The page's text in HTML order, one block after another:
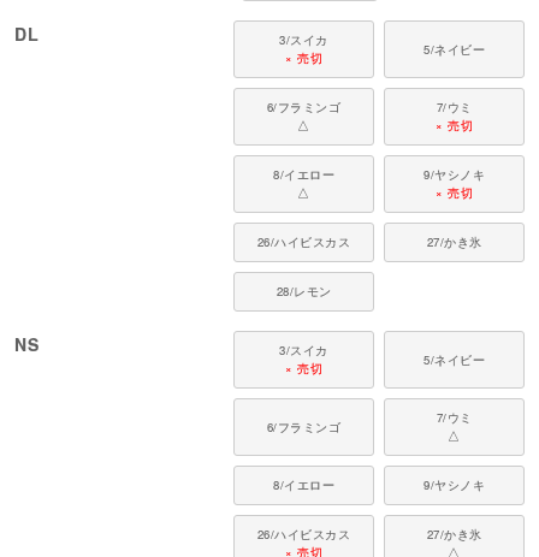
DL
3/スイカ
× 売切
5/ネイビー
6/フラミンゴ
△
7/ウミ
× 売切
8/イエロー
△
9/ヤシノキ
× 売切
26/ハイビスカス 27/かき氷
28/レモン
NS
3/スイカ
× 売切
5/ネイビー
6/フラミンゴ
7/ウミ
△
8/イエロー 9/ヤシノキ
26/ハイビスカス
× 売切
27/かき氷
△